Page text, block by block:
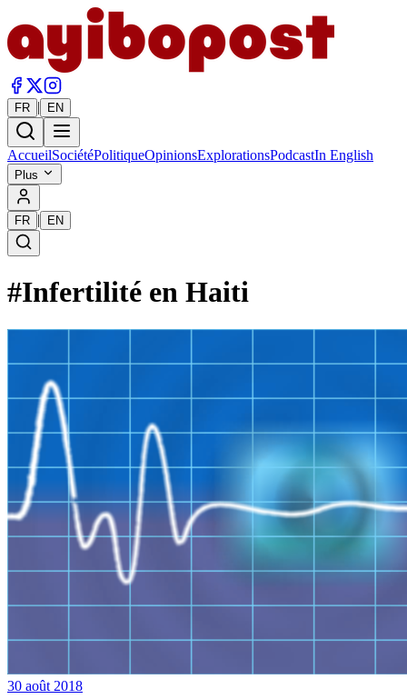
FR | EN
AccueilSociétéPolitiqueOpinionsExplorationsPodcastIn English
Plus
FR | EN
#Infertilité en Haiti
30 août 2018